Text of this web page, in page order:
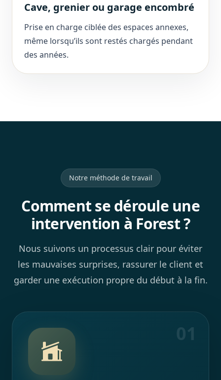
Cave, grenier ou garage encombré
Prise en charge ciblée des espaces annexes,
même lorsqu’ils sont restés chargés pendant
des années.
Notre méthode de travail
Comment se déroule une
intervention à Forest ?
Nous suivons un processus clair pour éviter
les mauvaises surprises, rassurer le client et
garder une exécution propre du début à la fin.
01